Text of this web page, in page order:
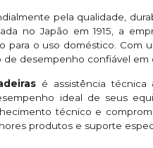
pela qualidade,
no Japão em 1915, a
para o uso doméstico. Com
de desempenho confiável em
é assistência técnica
ideal de seus
técnico e
produtos e suporte